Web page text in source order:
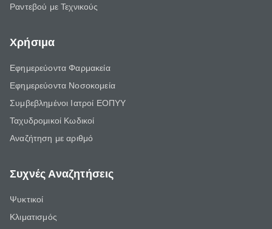
Ραντεβού με Τεχνικούς
Χρήσιμα
Εφημερεύοντα Φαρμακεία
Εφημερεύοντα Νοσοκομεία
Συμβεβλημένοι Ιατροί ΕΟΠΥΥ
Ταχυδρομικοί Κωδικοί
Αναζήτηση με αριθμό
Συχνές Αναζητήσεις
Ψυκτικοί
Κλιματισμός